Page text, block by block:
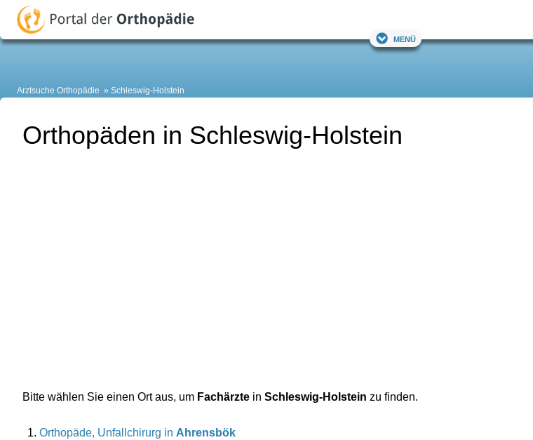
Menü
Arztsuche Orthopädie Schleswig-Holstein
Orthopäden in Schleswig-Holstein
Bitte wählen Sie einen Ort aus, um Fachärzte in Schleswig-Holstein zu finden.
Orthopäde, Unfallchirurg in Ahrensbök